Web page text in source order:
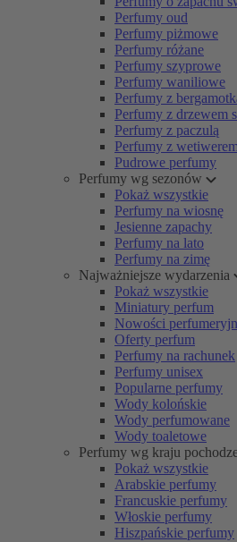
Perfumy oud
Perfumy piżmowe
Perfumy różane
Perfumy szyprowe
Perfumy waniliowe
Perfumy z
Perfumy z drzewem
Perfumy z paczulą
Perfumy z wetiwerem
Pudrowe perfumy
Perfumy wg sezonów
Pokaż wszystkie
Perfumy na wiosnę
Jesienne zapachy
Perfumy na lato
Perfumy na zimę
Najważniejsze wydarzenia
Pokaż wszystkie
Miniatury perfum
Nowości
Oferty perfum
Perfumy na rachunek
Perfumy unisex
Popularne perfumy
Wody kolońskie
Wody perfumowane
Wody toaletowe
Perfumy wg kraju
Pokaż wszystkie
Arabskie perfumy
Francuskie perfumy
Włoskie perfumy
Hiszpańskie perfumy